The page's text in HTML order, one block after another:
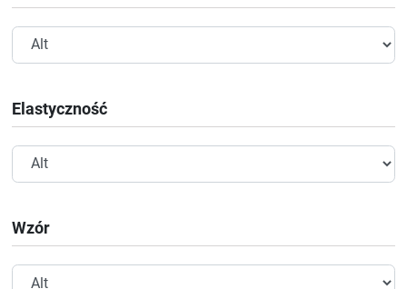
Elastyczność
Wzór